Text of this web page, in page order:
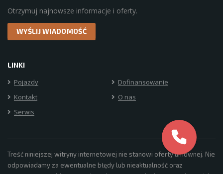
Otrzymuj najnowsze informacje i oferty.
LINKI
Pojazdy
Dofinansowanie
Kontakt
O nas
Serwis
Treść niniejszej witryny internetowej nie stanowi oferty umownej. Nie
odpowiadamy za ewentualne błędy lub nieaktualność oraz